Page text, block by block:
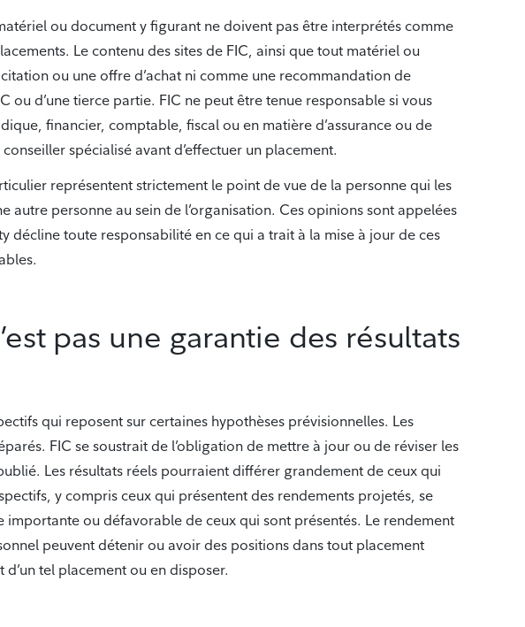
ou document y figurant ne doivent pas être interprétés comme
Le contenu des sites de FIC, ainsi que tout matériel ou
ou une offre d’achat ni comme une recommandation de
d’une tierce partie. FIC ne peut être tenue responsable si vous
financier, comptable, fiscal ou en matière d’assurance ou de
spécialisé avant d’effectuer un placement.
représentent strictement le point de vue de la personne qui les
personne au sein de l’organisation. Ces opinions sont appelées
décline toute responsabilité en ce qui a trait à la mise à jour de ces
pas une garantie des résultats
qui reposent sur certaines hypothèses prévisionnelles. Les
FIC se soustrait de l’obligation de mettre à jour ou de réviser les
Les résultats réels pourraient différer grandement de ceux qui
y compris ceux qui présentent des rendements projetés, se
ou défavorable de ceux qui sont présentés. Le rendement
peuvent détenir ou avoir des positions dans tout placement
tel placement ou en disposer.